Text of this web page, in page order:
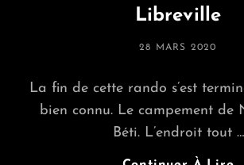
Libreville
POSTED
28 MARS 2020
La fin de cette rando s’est
bien connu. Le campement de
Béti. L’endroit tout …